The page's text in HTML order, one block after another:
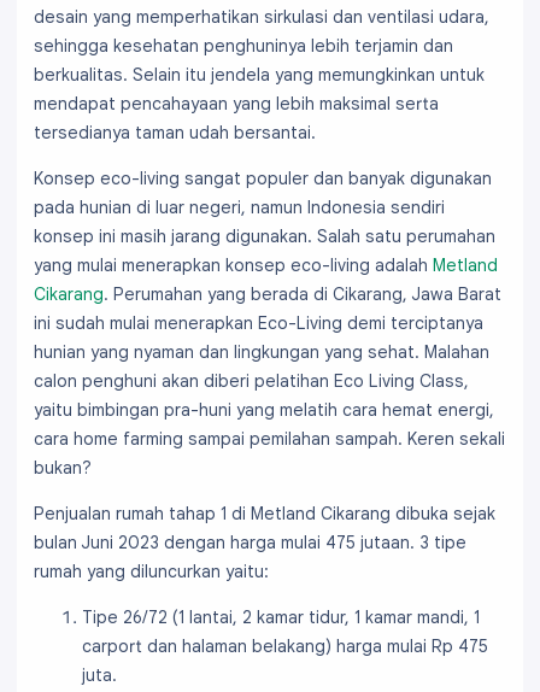
desain yang memperhatikan sirkulasi dan ventilasi udara,
sehingga kesehatan penghuninya lebih terjamin dan
berkualitas. Selain itu jendela yang memungkinkan untuk
mendapat pencahayaan yang lebih maksimal serta
tersedianya taman udah bersantai.
Konsep eco-living sangat populer dan banyak digunakan
pada hunian di luar negeri, namun Indonesia sendiri
konsep ini masih jarang digunakan. Salah satu perumahan
yang mulai menerapkan konsep eco-living adalah Metland
Cikarang. Perumahan yang berada di Cikarang, Jawa Barat
ini sudah mulai menerapkan Eco-Living demi terciptanya
hunian yang nyaman dan lingkungan yang sehat. Malahan
calon penghuni akan diberi pelatihan Eco Living Class,
yaitu bimbingan pra-huni yang melatih cara hemat energi,
cara home farming sampai pemilahan sampah. Keren sekali
bukan?
Penjualan rumah tahap 1 di Metland Cikarang dibuka sejak
bulan Juni 2023 dengan harga mulai 475 jutaan. 3 tipe
rumah yang diluncurkan yaitu:
Tipe 26/72 (1 lantai, 2 kamar tidur, 1 kamar mandi, 1
carport dan halaman belakang) harga mulai Rp 475
juta.